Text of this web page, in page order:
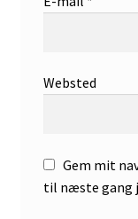
Websted
Gem mit
til næste gang